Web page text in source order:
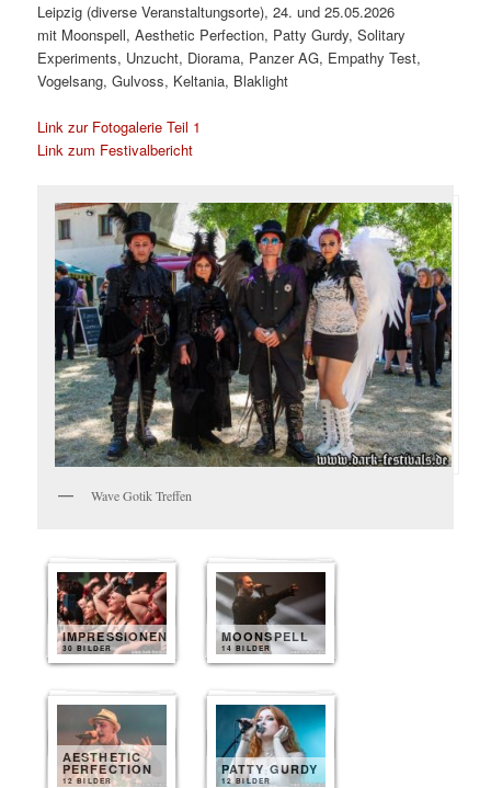
Leipzig (diverse Veranstaltungsorte), 24. und 25.05.2026
mit Moonspell, Aesthetic Perfection, Patty Gurdy, Solitary
Experiments, Unzucht, Diorama, Panzer AG, Empathy Test,
Vogelsang, Gulvoss, Keltania, Blaklight
Link zur Fotogalerie Teil 1
Link zum Festivalbericht
Wave Gotik Treffen
IMPRESSIONEN
30 BILDER
MOONSPELL
14 BILDER
AESTHETIC
PERFECTION
12 BILDER
PATTY GURDY
12 BILDER